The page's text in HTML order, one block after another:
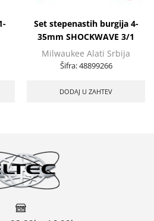
Set stepenastih burgija 4-
35mm SHOCKWAVE 3/1
Milwaukee Alati Srbija
Šifra:48899266
DODAJ U ZAHTEV